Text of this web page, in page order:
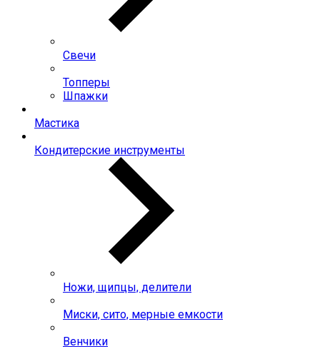
Свечи
Топперы
Шпажки
Мастика
Кондитерские инструменты
Ножи, щипцы, делители
Миски, сито, мерные емкости
Венчики